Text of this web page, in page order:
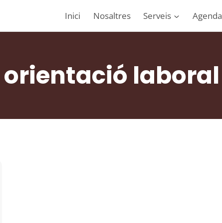
Inici Nosaltres Serveis Agenda
orientació laboral